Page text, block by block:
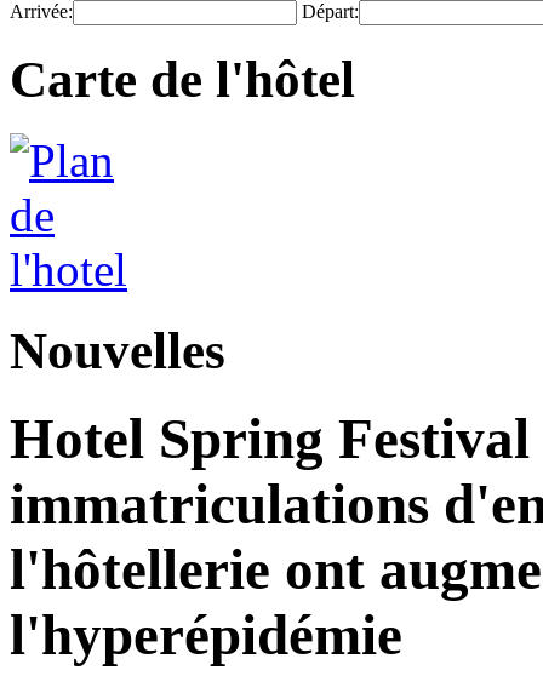
Arrivée: Départ:
Carte de l'hôtel
Nouvelles
Hotel Spring Festival
immatriculations
l'hôtellerie ont
l'hyperépidémie